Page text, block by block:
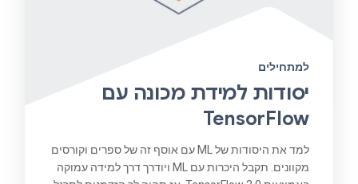
למתחילים
יסודות למידת מכונה עם
TensorFlow
למד את היסודות של ML עם אוסף זה של ספרים וקורסים
מקוונים. תקבל היכרות עם ML ויודרך דרך למידה עמוקה